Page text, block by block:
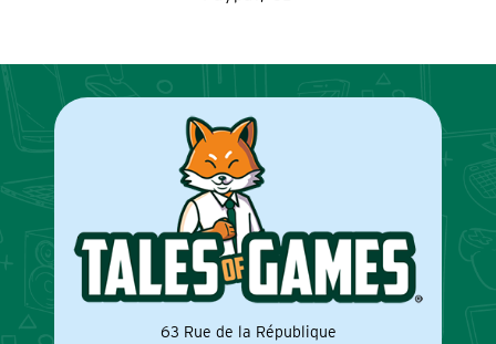
63 Rue de la République